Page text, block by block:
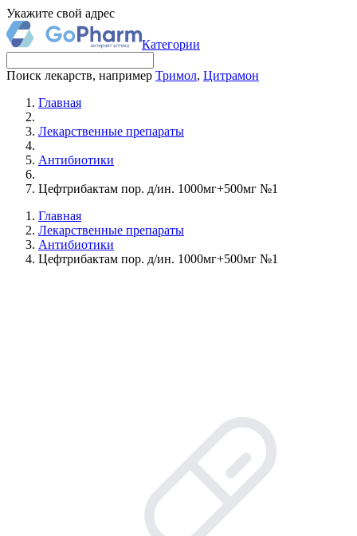
Укажите свой адрес
Категории
Поиск лекарств, например Тримол, Цитрамон
Главная
Лекарственные препараты
Антибиотики
Цефтрибактам пор. д/ин. 1000мг+500мг №1
Главная
Лекарственные препараты
Антибиотики
Цефтрибактам пор. д/ин. 1000мг+500мг №1